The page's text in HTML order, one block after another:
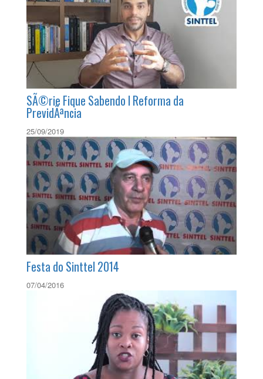
SÃ©rie Fique Sabendo l Reforma da
PrevidÃªncia
25/09/2019
Festa do Sinttel 2014
07/04/2016